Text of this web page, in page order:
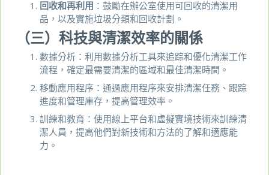
回收和再利用 ：鼓勵在辦公室使用可回收的清潔用
品，以及實施垃圾分類和回收計劃。
（三）科技與清潔效率的關係
數據分析：利用數據分析工具來追踪和優化清潔工作
流程，確定最需要清潔的區域和最佳清潔時間。
移動應用程序：通過應用程序來安排清潔任務、跟踪
進度和管理庫存，提高管理效率。
訓練和教育：使用線上平台和虛擬實境技術來訓練清
潔人員，提高他們對新技術和方法的了解和適應能
力。